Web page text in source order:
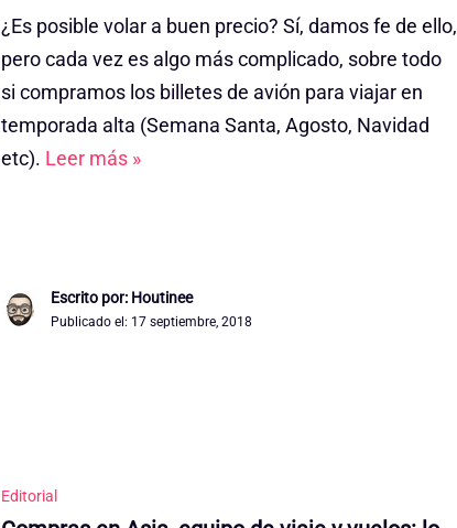
¿Es posible volar a buen precio? Sí, damos fe de ello,
pero cada vez es algo más complicado, sobre todo
si compramos los billetes de avión para viajar en
temporada alta (Semana Santa, Agosto, Navidad
etc). Leer más »
Escrito por: Houtinee
Publicado el: 17 septiembre, 2018
Editorial